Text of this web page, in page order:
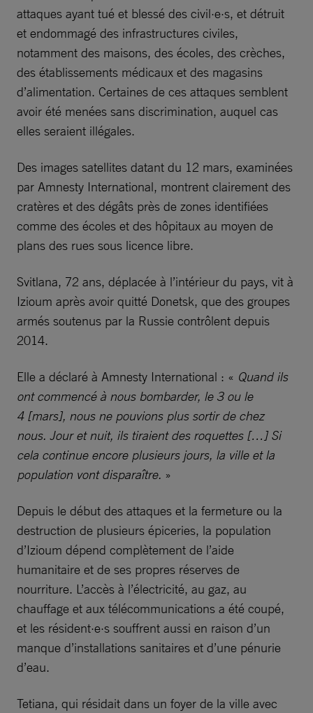
attaques ayant tué et blessé des civil·e·s, et détruit
et endommagé des infrastructures civiles,
notamment des maisons, des écoles, des crèches,
des établissements médicaux et des magasins
d’alimentation. Certaines de ces attaques semblent
avoir été menées sans discrimination, auquel cas
elles seraient illégales.
Des images satellites datant du 12 mars, examinées
par Amnesty International, montrent clairement des
cratères et des dégâts près de zones identifiées
comme des écoles et des hôpitaux au moyen de
plans des rues sous licence libre.
Svitlana, 72 ans, déplacée à l’intérieur du pays, vit à
Izioum après avoir quitté Donetsk, que des groupes
armés soutenus par la Russie contrôlent depuis
2014.
Elle a déclaré à Amnesty International : « Quand ils
ont commencé à nous bombarder, le 3 ou le
4 [mars], nous ne pouvions plus sortir de chez
nous. Jour et nuit, ils tiraient des roquettes […] Si
cela continue encore plusieurs jours, la ville et la
population vont disparaître. »
Depuis le début des attaques et la fermeture ou la
destruction de plusieurs épiceries, la population
d’Izioum dépend complètement de l’aide
humanitaire et de ses propres réserves de
nourriture. L’accès à l’électricité, au gaz, au
chauffage et aux télécommunications a été coupé,
et les résident·e·s souffrent aussi en raison d’un
manque d’installations sanitaires et d’une pénurie
d’eau.
Tetiana, qui résidait dans un foyer de la ville avec